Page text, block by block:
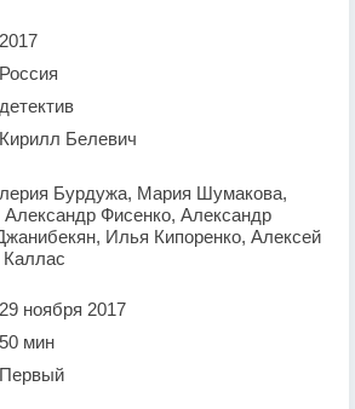
2017
Россия
детектив
Кирилл Белевич
Бурдужа, Мария Шумакова,
Фисенко, Александр
Илья Кипоренко, Алексей
Каллас
29 ноября 2017
50 мин
Первый